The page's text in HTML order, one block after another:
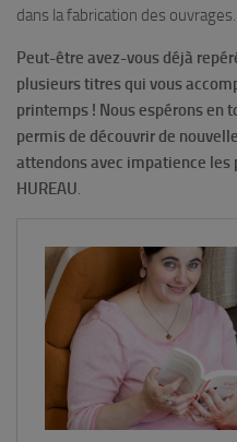
dans la fabrication des ouvrages.
Peut-être avez-vous déjà
plusieurs titres qui vous
printemps ! Nous espérons en
permis de découvrir de
attendons avec impatience les
HUREAU.